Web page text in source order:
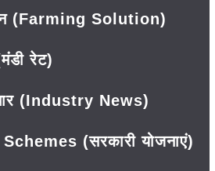
(Farming Solution)
रेट)
(Industry News)
(सरकारी योजनाएं)